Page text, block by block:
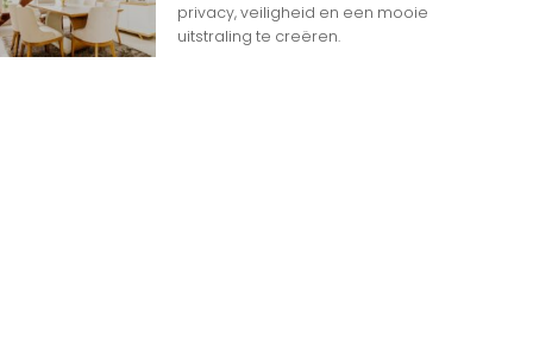
privacy, veiligheid en een mooie
uitstraling te creëren.